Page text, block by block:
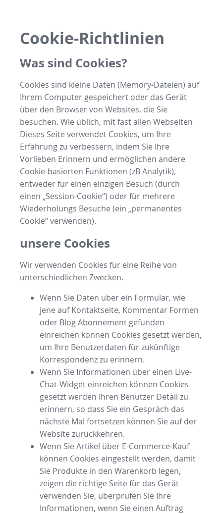
Cookie-Richtlinien
Was sind Cookies?
Cookies sind kleine Daten (Memory-Dateien) auf
Ihrem Computer gespeichert oder das Gerät
über den Browser von Websites, die Sie
besuchen. Wie üblich, mit fast allen Webseiten
Dieses Seite verwendet Cookies, um Ihre
Erfahrung zu verbessern, indem Sie Ihre
Vorlieben Erinnern und ermöglichen andere
Cookie-basierten Funktionen (zB Analytik),
entweder für einen einzigen Besuch (durch
einen „Session-Cookie“) oder für mehrere
Wiederholungs Besuche (ein „permanentes
Cookie“ verwenden).
unsere Cookies
Wir verwenden Cookies für eine Reihe von
unterschiedlichen Zwecken.
Wenn Sie Daten über ein Formular, wie
jene auf Kontaktseite, Kommentar Formen
oder Blog Abonnement gefunden
einreichen können Cookies gesetzt werden,
um Ihre Benutzerdaten für zukünftige
Korrespondenz zu erinnern.
Wenn Sie Informationen über einen Live-
Chat-Widget einreichen können Cookies
gesetzt werden Ihren Benutzer Detail zu
erinnern, so dass Sie ein Gespräch das
nächste Mal fortsetzen können Sie auf der
Website zurückkehren.
Wenn Sie Artikel über E-Commerce-Kauf
können Cookies eingestellt werden, damit
Sie Produkte in den Warenkorb legen,
zeigen die richtige Seite für das Gerät
verwenden Sie, überprüfen Sie Ihre
Informationen, wenn Sie einen Auftrag